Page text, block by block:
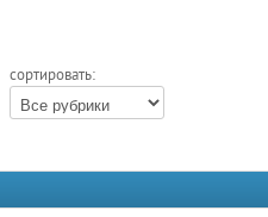
сортировать: